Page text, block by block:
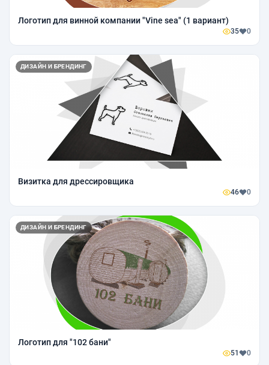
Логотип для винной компании "Vine sea" (1 вариант)
35 0
ДИЗАЙН И БРЕНДИНГ
Визитка для дрессировщика
46 0
ДИЗАЙН И БРЕНДИНГ
Логотип для "102 бани"
51 0